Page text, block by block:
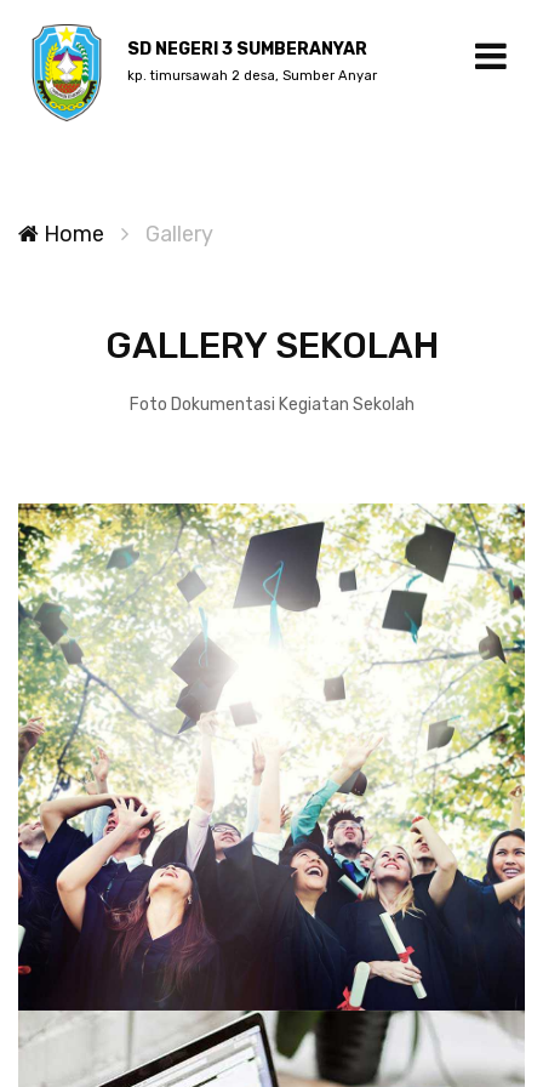
SD NEGERI 3 SUMBERANYAR
kp. timursawah 2 desa, Sumber Anyar
Home Gallery
GALLERY SEKOLAH
Foto Dokumentasi Kegiatan Sekolah